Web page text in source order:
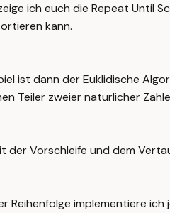
ich euch die Repeat Until
kann.
ist dann der Euklidische
Teiler zweier natürlicher
der Vorschleife und dem
Reihenfolge implementiere ich